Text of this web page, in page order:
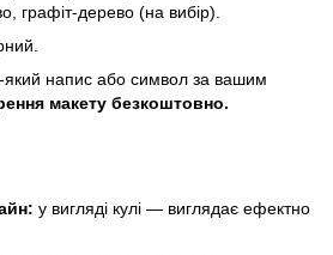
графіт-дерево (на вибір).
який напис або символ за вашим
макету безкоштовно.
у вигляді кулі — виглядає ефектно